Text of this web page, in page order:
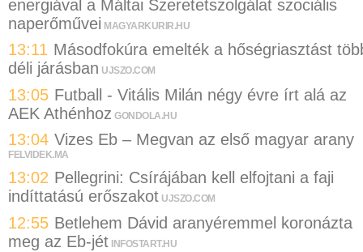
energiával a Máltai Szeretetszolgálat szociális
naperőművei MAGYARKURIR.HU
13:11 Másodfokúra emelték a hőségriasztást
déli járásban UJSZO.COM
13:05 Futball - Vitális Milán négy évre írt alá az
AEK Athénhoz GONDOLA.HU
13:04 Vizes Eb – Megvan az első magyar arany
FELVIDEK.MA
13:02 Pellegrini: Csírájában kell elfojtani a faji
indíttatású erőszakot UJSZO.COM
12:55 Betlehem Dávid aranyéremmel koronázta
meg az Eb-jét INFOSTART.HU